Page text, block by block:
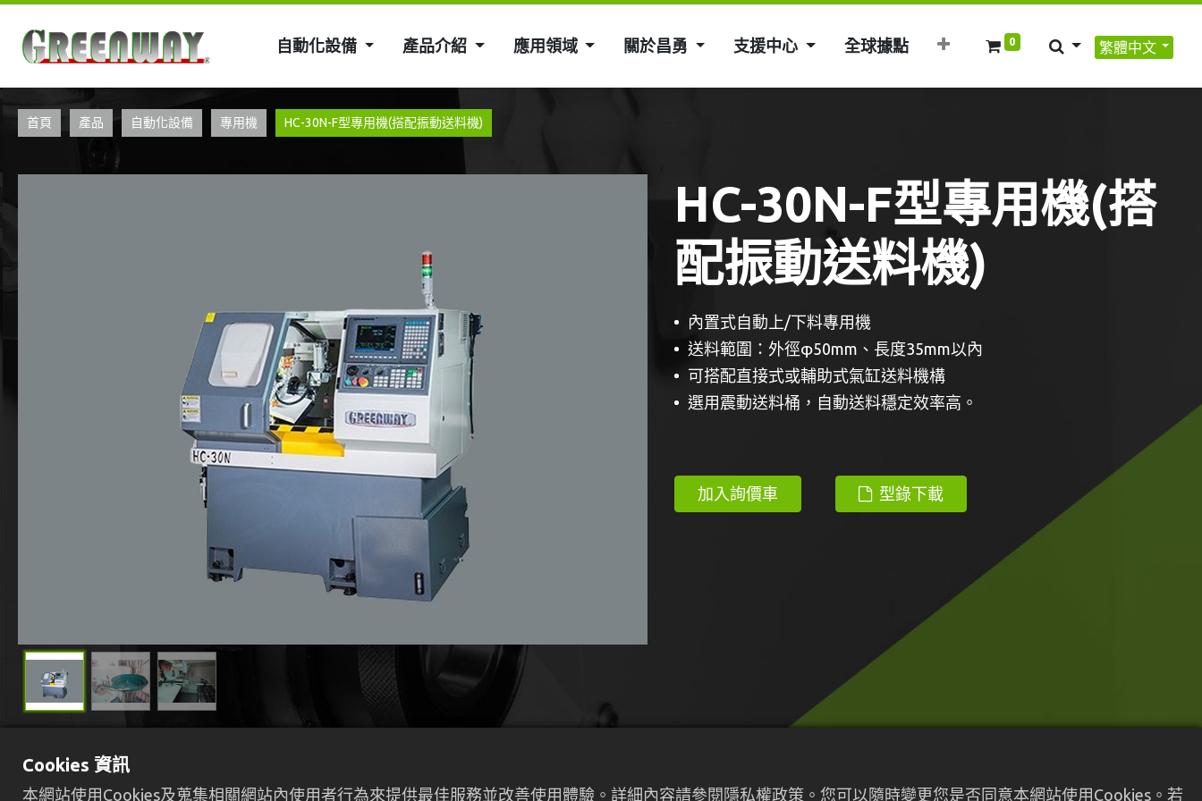
自動化設備 產品介紹 應用領域 關於昌勇 支援中心 全球據點 0 繁體中文
首頁 產品 自動化設備 專用機 HC-30N-F型專用機(搭配振動送料機)
HC-30N-F型專用機(搭
配振動送料機)
內置式自動上/下料專用機
送料範圍：外徑φ50mm、長度35mm以內
可搭配直接式或輔助式氣缸送料機構
選用震動送料桶，自動送料穩定效率高。
型錄下載
加入詢價車
Cookies 資訊
本網站使用Cookies及蒐集相關網站內使用者行為來提供最佳服務並改善使用體驗。詳細內容請參閱隱私權政策。您可以隨時變更您是否同意本網站使用Cookies。若